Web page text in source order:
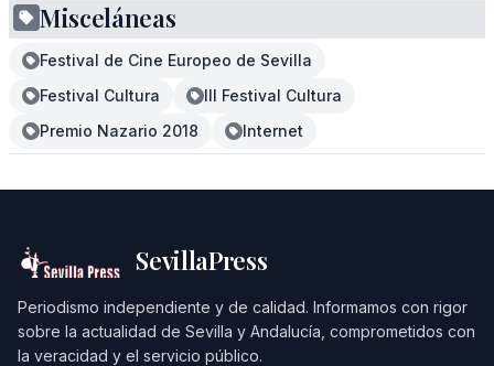
Misceláneas
Festival de Cine Europeo de Sevilla
Festival Cultura
III Festival Cultura
Premio Nazario 2018
Internet
SevillaPress
Periodismo independiente y de calidad. Informamos con rigor
sobre la actualidad de Sevilla y Andalucía, comprometidos con
la veracidad y el servicio público.